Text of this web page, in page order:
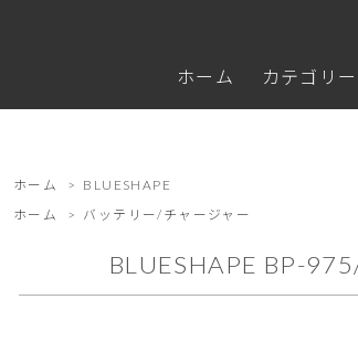
ホーム カテゴリ
ホーム > BLUESHAPE
ホーム
> バッテリー/チャージャー
BLUESHAPE BP-